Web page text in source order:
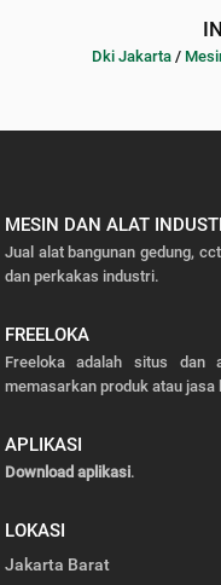
Dki Jakarta/
MESIN DAN ALAT
Jual alat bangunan gedung,
dan perkakas industri.
FREELOKA
Freeloka adalah situs dan
memasarkan produk atau jasa
APLIKASI
Download aplikasi.
LOKASI
Jakarta Barat